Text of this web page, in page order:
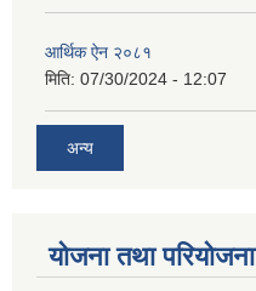
आर्थिक ऐन २०८१
मिति: 07/30/2024 - 12:07
अन्य
योजना तथा परियोजना